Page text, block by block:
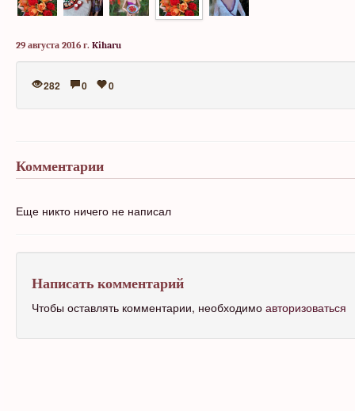
29 августа 2016 г. Kiharu
282 0 0
Комментарии
Еще никто ничего не написал
Написать комментарий
Чтобы оставлять комментарии, необходимо авторизоваться